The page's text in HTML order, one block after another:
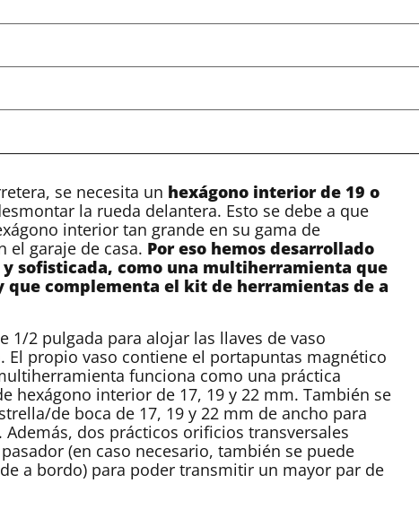
se necesita un hexágono interior de 19 o
la rueda delantera. Esto se debe a que
interior tan grande en su gama de
el garaje de casa. Por eso hemos desarrollado
sofisticada, como una multiherramienta que
complementa el kit de herramientas de a
2 pulgada para alojar las llaves de vaso
propio vaso contiene el portapuntas magnético
funciona como una práctica
hexágono interior de 17, 19 y 22 mm. También se
de boca de 17, 19 y 22 mm de ancho para
dos prácticos orificios transversales
(en caso necesario, también se puede
a bordo) para poder transmitir un mayor par de